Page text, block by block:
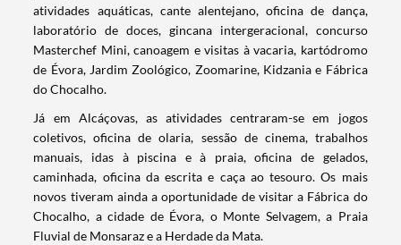
atividades aquáticas, cante alentejano, oficina de dança,
laboratório de doces, gincana intergeracional, concurso
Masterchef Mini, canoagem e visitas à vacaria, kartódromo
de Évora, Jardim Zoológico, Zoomarine, Kidzania e Fábrica
do Chocalho.
Já em Alcáçovas, as atividades centraram-se em jogos
coletivos, oficina de olaria, sessão de cinema, trabalhos
manuais, idas à piscina e à praia, oficina de gelados,
caminhada, oficina da escrita e caça ao tesouro. Os mais
novos tiveram ainda a oportunidade de visitar a Fábrica do
Chocalho, a cidade de Évora, o Monte Selvagem, a Praia
Fluvial de Monsaraz e a Herdade da Mata.